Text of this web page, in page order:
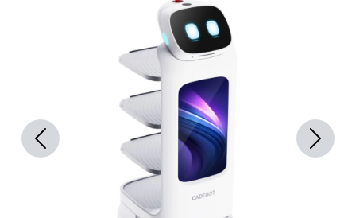
Previous Next